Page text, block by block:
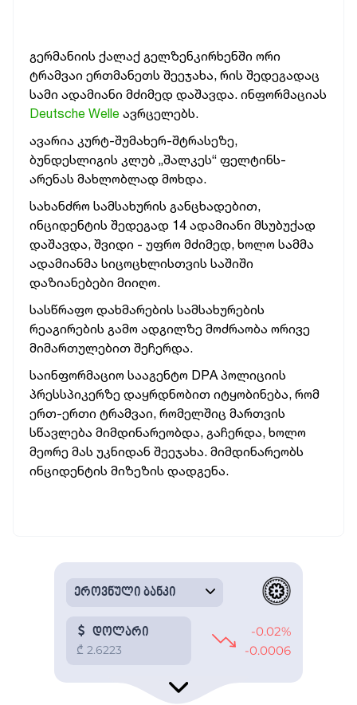
გერმანიის ქალაქ გელზენკირხენში ორი
ტრამვაი ერთმანეთს შეეჯახა, რის შედეგადაც
სამი ადამიანი მძიმედ დაშავდა. ინფორმაციას
Deutsche Welle ავრცელებს.
ავარია კურტ-შუმახერ-შტრასეზე,
ბუნდესლიგის კლუბ „შალკეს“ ფელტინს-
არენას მახლობლად მოხდა.
სახანძრო სამსახურის განცხადებით,
ინციდენტის შედეგად 14 ადამიანი მსუბუქად
დაშავდა, შვიდი - უფრო მძიმედ, ხოლო სამმა
ადამიანმა სიცოცხლისთვის საშიში
დაზიანებები მიიღო.
სასწრაფო დახმარების სამსახურების
რეაგირების გამო ადგილზე მოძრაობა ორივე
მიმართულებით შეჩერდა.
საინფორმაციო სააგენტო DPA პოლიციის
პრესსპიკერზე დაყრდნობით იტყობინება, რომ
ერთ-ერთი ტრამვაი, რომელშიც მართვის
სწავლება მიმდინარეობდა, გაჩერდა, ხოლო
მეორე მას უკნიდან შეეჯახა. მიმდინარეობს
ინციდენტის მიზეზის დადგენა.